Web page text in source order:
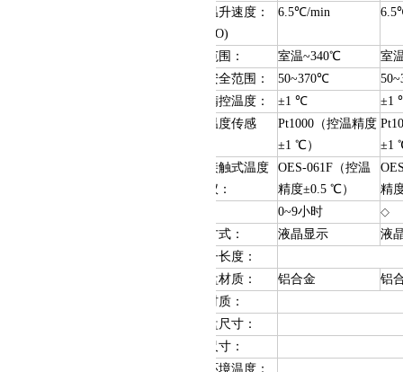
加热温升速度：
(1LH2O)
6.5℃/min
温度范围： 室温~340℃
室
可调安全范围：
50~370℃
盘面精控温度：
±1 ℃ ±1
外接温度传感
Pt1000（控温精度
±1 ℃）
±1
外接接触式温度
测量仪：
OES-061F（控温
精度±0.5 ℃）
O
精
0~9小时 ◇
显示方式： 液晶显示
液
搅拌子长度：
加热盘材质：
铝合金
铝
外壳材质：
加热盘尺寸：
外形尺寸：
允许环境温度：